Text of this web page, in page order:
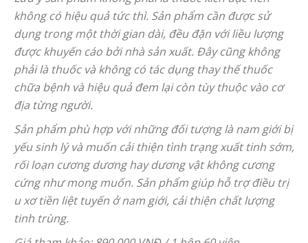
không có hiệu quả tức thì. Sản phẩm cần được sử
dụng trong một thời gian dài, đều đặn với liều lượng
được khuyến cáo bởi nhà sản xuất. Đây cũng không
phải là thuốc và không có tác dụng thay thế thuốc
chữa bệnh và hiệu quả đem lại còn tùy thuộc vào cơ
địa từng người.
Sản phẩm phù hợp với những đối tượng là nam giới bị
yếu sinh lý và muốn cải thiện tình trạng xuất tinh sớm,
rối loạn cương dương hay dương vật không cương
cứng như mong muốn. Sản phẩm giúp hỗ trợ điều trị
u xơ tiền liệt tuyến ở nam giới, cải thiện chất lượng
tinh trùng.